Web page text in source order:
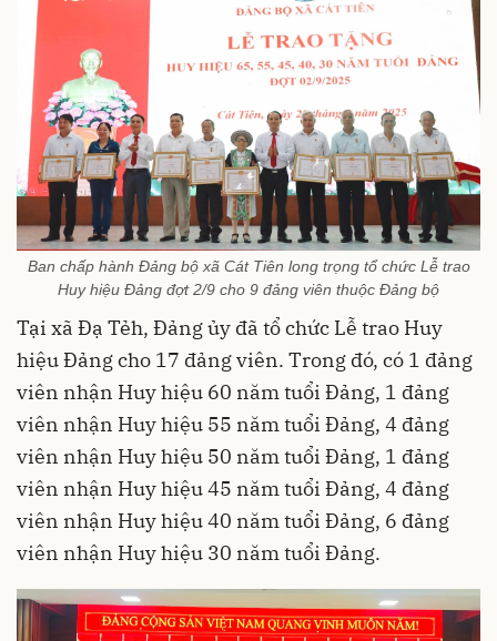
Ban chấp hành Đảng bộ xã Cát Tiên long trọng tổ chức Lễ trao
Huy hiệu Đảng đợt 2/9 cho 9 đảng viên thuộc Đảng bộ
Tại xã Đạ Tẻh, Đảng ủy đã tổ chức Lễ trao Huy
hiệu Đảng cho 17 đảng viên. Trong đó, có 1 đảng
viên nhận Huy hiệu 60 năm tuổi Đảng, 1 đảng
viên nhận Huy hiệu 55 năm tuổi Đảng, 4 đảng
viên nhận Huy hiệu 50 năm tuổi Đảng, 1 đảng
viên nhận Huy hiệu 45 năm tuổi Đảng, 4 đảng
viên nhận Huy hiệu 40 năm tuổi Đảng, 6 đảng
viên nhận Huy hiệu 30 năm tuổi Đảng.